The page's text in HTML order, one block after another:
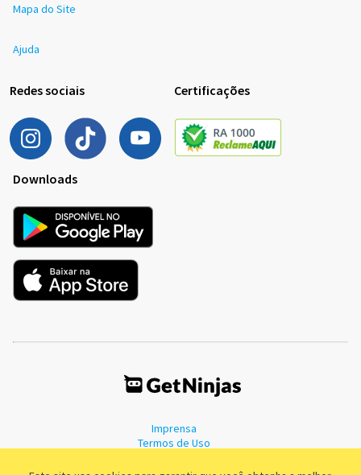
Mapa do Site
Ajuda
Redes sociais Certificações
Downloads
Imprensa
Termos de Uso